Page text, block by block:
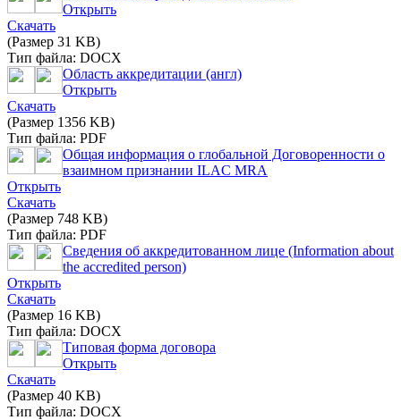
Открыть
Скачать
(Размер 31 KB)
Тип файла: DOCX
Область аккредитации (англ)
Открыть
Скачать
(Размер 1356 KB)
Тип файла: PDF
Общая информация о глобальной Договоренности о
взаимном признании ILAC MRA
Открыть
Скачать
(Размер 748 KB)
Тип файла: PDF
Сведения об аккредитованном лице (Information about
the accredited person)
Открыть
Скачать
(Размер 16 KB)
Тип файла: DOCX
Типовая форма договора
Открыть
Скачать
(Размер 40 KB)
Тип файла: DOCX